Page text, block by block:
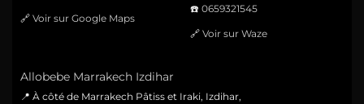
🔗 Voir sur Google Maps
☎️ 0659321545
🔗 Voir sur Waze
Allobebe Marrakech Izdihar
📍 À côté de Marrakech Pâtiss et Iraki, Izdihar,